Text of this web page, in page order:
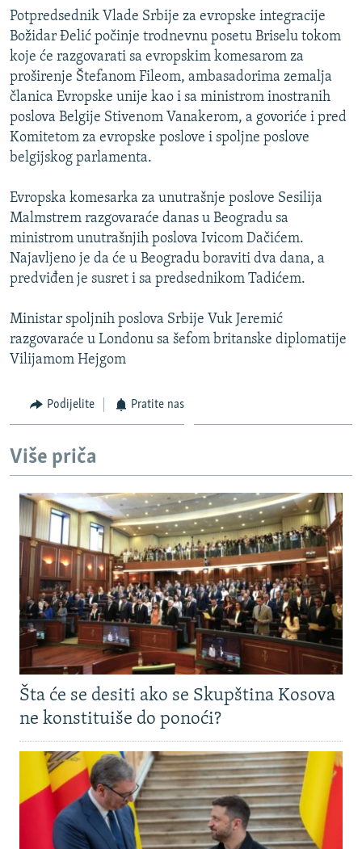
POST SCRIPTUM
MOJA EVROPA
TRI DECENIJE OD RATA U BIH
SVE KARTE DEJTONA
NASTANAK I RASPAD JUGOSLAVIJE
Potpredsednik Vlade Srbije za evropske integracije
Božidar Đelić počinje trodnevnu posetu Briselu tokom
koje će razgovarati sa evropskim komesarom za
proširenje Štefanom Fileom, ambasadorima zemalja
članica Evropske unije kao i sa ministrom inostranih
poslova Belgije Stivenom Vanakerom, a govoriće i pred
Komitetom za evropske poslove i spoljne poslove
belgijskog parlamenta.
Evropska komesarka za unutrašnje poslove Sesilija
Malmstrem razgovaraće danas u Beogradu sa
ministrom unutrašnjih poslova Ivicom Dačićem.
Najavljeno je da će u Beogradu boraviti dva dana, a
predviđen je susret i sa predsednikom Tadićem.
Ministar spoljnih poslova Srbije Vuk Jeremić
razgovaraće u Londonu sa šefom britanske diplomatije
Vilijamom Hejgom
Podijelite Pratite nas
Više priča
Šta će se desiti ako se Skupština Kosova
ne konstituiše do ponoći?